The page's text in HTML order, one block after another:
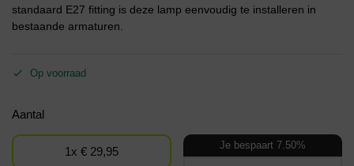
standaard E27 fitting is deze lamp eenvoudig te installeren in
bestaande armaturen.
Op voorraad
Aantal
1x € 29,95 Je bespaart 7.50%